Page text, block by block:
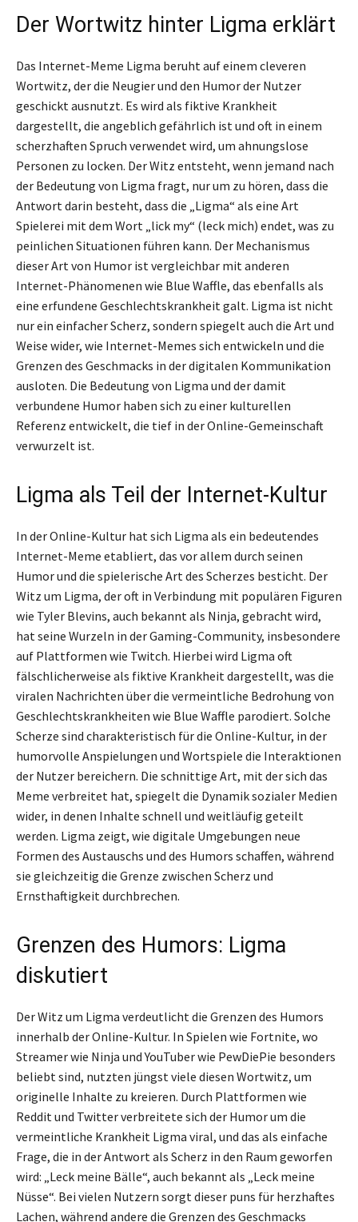
Der Wortwitz hinter Ligma erklärt
Das Internet-Meme Ligma beruht auf einem cleveren
Wortwitz, der die Neugier und den Humor der Nutzer
geschickt ausnutzt. Es wird als fiktive Krankheit
dargestellt, die angeblich gefährlich ist und oft in einem
scherzhaften Spruch verwendet wird, um ahnungslose
Personen zu locken. Der Witz entsteht, wenn jemand nach
der Bedeutung von Ligma fragt, nur um zu hören, dass die
Antwort darin besteht, dass die „Ligma“ als eine Art
Spielerei mit dem Wort „lick my“ (leck mich) endet, was zu
peinlichen Situationen führen kann. Der Mechanismus
dieser Art von Humor ist vergleichbar mit anderen
Internet-Phänomenen wie Blue Waffle, das ebenfalls als
eine erfundene Geschlechtskrankheit galt. Ligma ist nicht
nur ein einfacher Scherz, sondern spiegelt auch die Art und
Weise wider, wie Internet-Memes sich entwickeln und die
Grenzen des Geschmacks in der digitalen Kommunikation
ausloten. Die Bedeutung von Ligma und der damit
verbundene Humor haben sich zu einer kulturellen
Referenz entwickelt, die tief in der Online-Gemeinschaft
verwurzelt ist.
Ligma als Teil der Internet-Kultur
In der Online-Kultur hat sich Ligma als ein bedeutendes
Internet-Meme etabliert, das vor allem durch seinen
Humor und die spielerische Art des Scherzes besticht. Der
Witz um Ligma, der oft in Verbindung mit populären Figuren
wie Tyler Blevins, auch bekannt als Ninja, gebracht wird,
hat seine Wurzeln in der Gaming-Community, insbesondere
auf Plattformen wie Twitch. Hierbei wird Ligma oft
fälschlicherweise als fiktive Krankheit dargestellt, was die
viralen Nachrichten über die vermeintliche Bedrohung von
Geschlechtskrankheiten wie Blue Waffle parodiert. Solche
Scherze sind charakteristisch für die Online-Kultur, in der
humorvolle Anspielungen und Wortspiele die Interaktionen
der Nutzer bereichern. Die schnittige Art, mit der sich das
Meme verbreitet hat, spiegelt die Dynamik sozialer Medien
wider, in denen Inhalte schnell und weitläufig geteilt
werden. Ligma zeigt, wie digitale Umgebungen neue
Formen des Austauschs und des Humors schaffen, während
sie gleichzeitig die Grenze zwischen Scherz und
Ernsthaftigkeit durchbrechen.
Grenzen des Humors: Ligma
diskutiert
Der Witz um Ligma verdeutlicht die Grenzen des Humors
innerhalb der Online-Kultur. In Spielen wie Fortnite, wo
Streamer wie Ninja und YouTuber wie PewDiePie besonders
beliebt sind, nutzten jüngst viele diesen Wortwitz, um
originelle Inhalte zu kreieren. Durch Plattformen wie
Reddit und Twitter verbreitete sich der Humor um die
vermeintliche Krankheit Ligma viral, und das als einfache
Frage, die in der Antwort als Scherz in den Raum geworfen
wird: „Leck meine Bälle“, auch bekannt als „Leck meine
Nüsse“. Bei vielen Nutzern sorgt dieser puns für herzhaftes
Lachen, während andere die Grenzen des Geschmacks